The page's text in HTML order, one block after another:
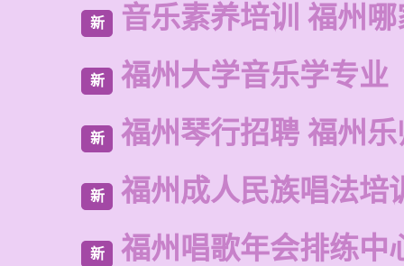
新 音乐素养培训 福州
新 福州大学音乐学专业
新 福州琴行招聘 福州乐
新 福州成人民族唱法培
新 福州唱歌年会排练中